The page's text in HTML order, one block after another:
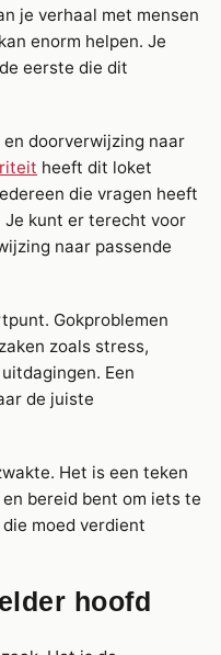
je verhaal met mensen
enorm helpen. Je
eerste die dit
doorverwijzing naar
heeft dit loket
die vragen heeft
Je kunt er terecht voor
naar passende
Gokproblemen
zoals stress,
Een
de juiste
Het is een teken
bereid bent om iets te
moed verdient
hoofd